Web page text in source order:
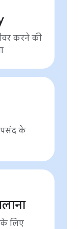
करने की
पसंद के
लिए